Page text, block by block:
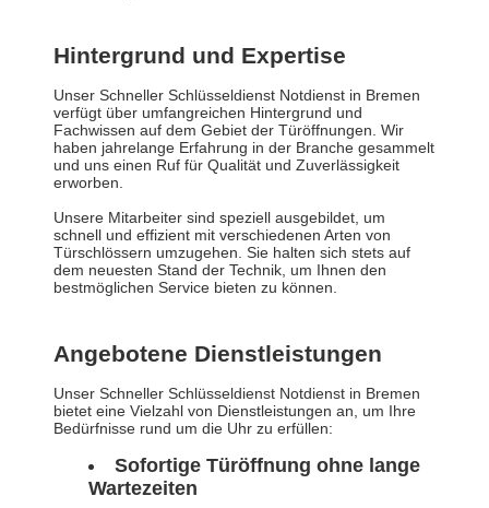
Hintergrund und Expertise
Unser Schneller Schlüsseldienst Notdienst in Bremen
verfügt über umfangreichen Hintergrund und
Fachwissen auf dem Gebiet der Türöffnungen. Wir
haben jahrelange Erfahrung in der Branche gesammelt
und uns einen Ruf für Qualität und Zuverlässigkeit
erworben.
Unsere Mitarbeiter sind speziell ausgebildet, um
schnell und effizient mit verschiedenen Arten von
Türschlössern umzugehen. Sie halten sich stets auf
dem neuesten Stand der Technik, um Ihnen den
bestmöglichen Service bieten zu können.
Angebotene Dienstleistungen
Unser Schneller Schlüsseldienst Notdienst in Bremen
bietet eine Vielzahl von Dienstleistungen an, um Ihre
Bedürfnisse rund um die Uhr zu erfüllen:
Sofortige Türöffnung ohne lange
Wartezeiten